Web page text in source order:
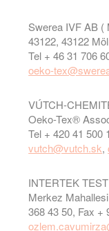
Swerea IVF AB (
43122, 43122
Tel + 46 31 706
oeko-
VÚTCH-
Oeko-Tex®
Tel + 420 41 500
vutch@vutch.sk,
INTERTEK
Merkez
368 43 50, Fax +